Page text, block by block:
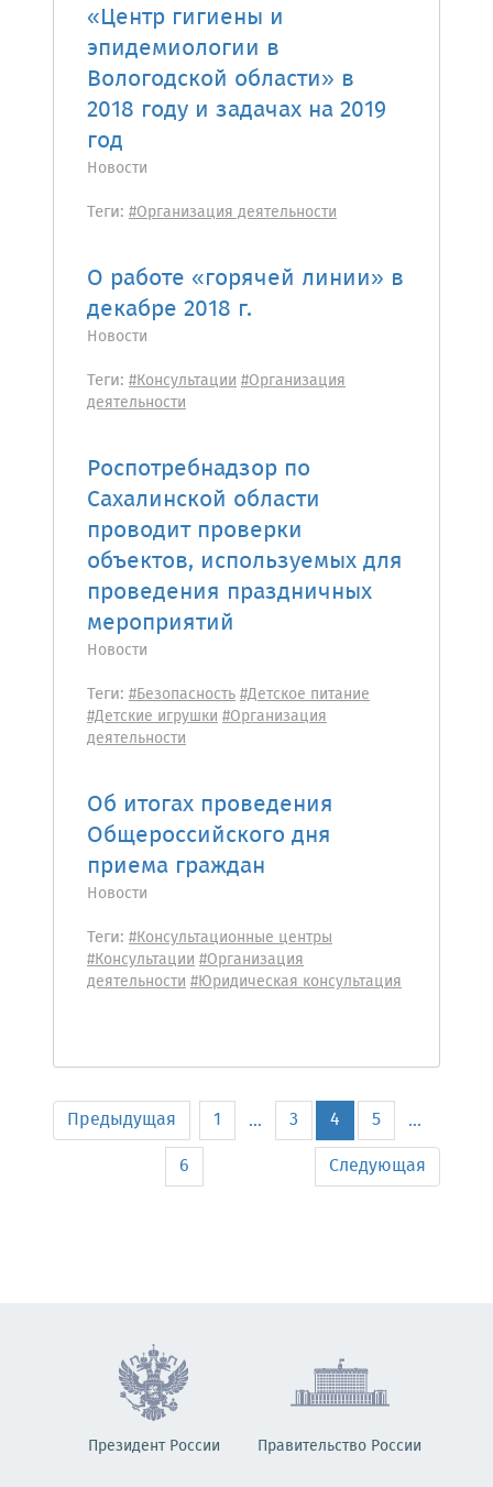
«Центр гигиены и
эпидемиологии в
Вологодской области» в
2018 году и задачах на 2019
год
Новости
Теги: #Организация деятельности
О работе «горячей линии» в
декабре 2018 г.
Новости
Теги: #Консультации#Организация
деятельности
Роспотребнадзор по
Сахалинской области
проводит проверки
объектов, используемых для
проведения праздничных
мероприятий
Новости
Теги: #Безопасность#Детское питание
#Детские игрушки#Организация
деятельности
Об итогах проведения
Общероссийского дня
приема граждан
Новости
Теги: #Консультационные центры
#Консультации#Организация
деятельности#Юридическая консультация
Предыдущая 1 ... 3 4 5
...
6
Следующая
Президент России Правительство России